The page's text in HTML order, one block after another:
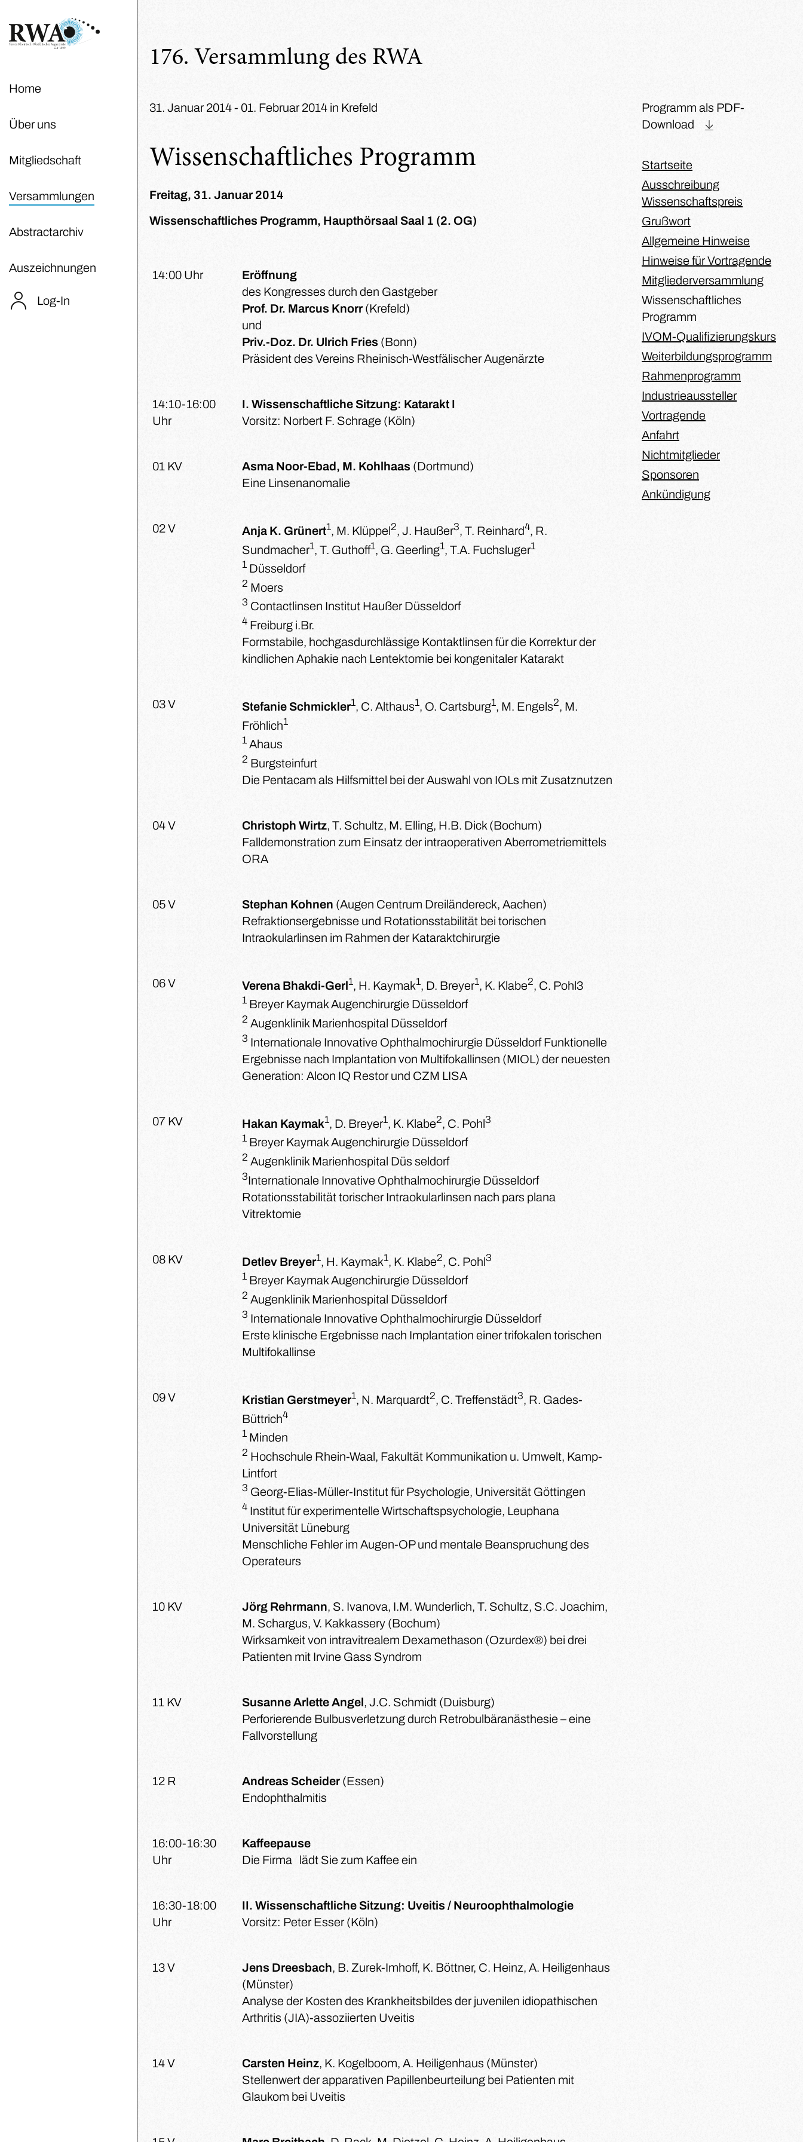
Home
Über uns
Mitgliedschaft
Versammlungen
Abstractarchiv
Auszeichnungen
Log-In
176. Versammlung des RWA
31. Januar 2014 - 01. Februar 2014 in Krefeld
Wissenschaftliches Programm
Freitag, 31. Januar 2014
Wissenschaftliches Programm, Haupthörsaal Saal 1 (2. OG)
14:00 Uhr
Eröffnung
des Kongresses durch den Gastgeber
Prof. Dr. Marcus Knorr (Krefeld)
und
Priv.-Doz. Dr. Ulrich Fries (Bonn)
Präsident des Vereins Rheinisch-Westfälischer Augenärzte
14:10-16:00
Uhr
I. Wissenschaftliche Sitzung: Katarakt I
Vorsitz: Norbert F. Schrage (Köln)
01 KV Asma Noor-Ebad, M. Kohlhaas (Dortmund)
Eine Linsenanomalie
02 V Anja K. Grünert1, M. Klüppel2, J. Haußer3, T. Reinhard4, R.
Sundmacher1 , T. Guthoff1 , G. Geerling1 , T.A. Fuchsluger1
1 Düsseldorf
2 Moers
3 Contactlinsen Institut Haußer Düsseldorf
4 Freiburg i.Br.
Formstabile, hochgasdurchlässige Kontaktlinsen für die Korrektur der
kindlichen Aphakie nach Lentektomie bei kongenitaler Katarakt
03 V Stefanie Schmickler1, C. Althaus1, O. Cartsburg1, M. Engels2, M.
Fröhlich1
1 Ahaus
2 Burgsteinfurt
Die Pentacam als Hilfsmittel bei der Auswahl von IOLs mit Zusatznutzen
04 V Christoph Wirtz, T. Schultz, M. Elling, H.B. Dick (Bochum)
Falldemonstration zum Einsatz der intraoperativen Aberrometriemittels
ORA
05 V Stephan Kohnen (Augen Centrum Dreiländereck, Aachen)
Refraktionsergebnisse und Rotationsstabilität bei torischen
Intraokularlinsen im Rahmen der Kataraktchirurgie
06 V Verena Bhakdi-Gerl1, H. Kaymak1, D. Breyer1, K. Klabe2, C. Pohl3
1 Breyer Kaymak Augenchirurgie Düsseldorf
2 Augenklinik Marienhospital Düsseldorf
3 Internationale Innovative Ophthalmochirurgie DüsseldorfFunktionelle
Ergebnisse nach Implantation von Multifokallinsen (MIOL) der neuesten
Generation: Alcon IQ Restor und CZM LISA
07 KV Hakan Kaymak1, D. Breyer1, K. Klabe2, C. Pohl3
1 Breyer Kaymak Augenchirurgie Düsseldorf
2 Augenklinik Marienhospital Düs seldorf
3Internationale Innovative Ophthalmochirurgie Düsseldorf
Rotationsstabilität torischer Intraokularlinsen nach pars plana
Vitrektomie
08 KV Detlev Breyer1, H. Kaymak1, K. Klabe2, C. Pohl3
1 Breyer Kaymak Augenchirurgie Düsseldorf
2 Augenklinik Marienhospital Düsseldorf
3 Internationale Innovative Ophthalmochirurgie Düsseldorf
Erste klinische Ergebnisse nach Implantation einer trifokalen torischen
Multifokallinse
09 V Kristian Gerstmeyer1, N. Marquardt2, C. Treffenstädt3, R. Gades-
Büttrich4
1 Minden
2 Hochschule Rhein-Waal, Fakultät Kommunikation u. Umwelt, Kamp-
Lintfort
3 Georg-Elias-Müller-Institut für Psychologie, Universität Göttingen
4 Institut für experimentelle Wirtschaftspsychologie, Leuphana
Universität Lüneburg
Menschliche Fehler im Augen-OP und mentale Beanspruchung des
Operateurs
10 KV Jörg Rehrmann, S. Ivanova, I.M. Wunderlich, T. Schultz, S.C. Joachim,
M. Schargus, V. Kakkassery (Bochum)
Wirksamkeit von intravitrealem Dexamethason (Ozurdex®) bei drei
Patienten mit Irvine Gass Syndrom
11 KV Susanne Arlette Angel, J.C. Schmidt (Duisburg)
Perforierende Bulbusverletzung durch Retrobulbäranästhesie – eine
Fallvorstellung
12 R Andreas Scheider (Essen)
Endophthalmitis
16:00-16:30
Uhr
Kaffeepause
Die Firma
lädt Sie zum Kaffee ein
16:30-18:00
Uhr
II. Wissenschaftliche Sitzung: Uveitis / Neuroophthalmologie
Vorsitz: Peter Esser (Köln)
13 V Jens Dreesbach, B. Zurek-Imhoff, K. Böttner, C. Heinz, A. Heiligenhaus
(Münster)
Analyse der Kosten des Krankheitsbildes der juvenilen idiopathischen
Arthritis (JIA)-assoziierten Uveitis
14 V Carsten Heinz, K. Kogelboom, A. Heiligenhaus (Münster)
Stellenwert der apparativen Papillenbeurteilung bei Patienten mit
Glaukom bei Uveitis
Programm als PDF-
Download
Startseite
Ausschreibung
Wissenschaftspreis
Grußwort
Allgemeine Hinweise
Hinweise für Vortragende
Mitgliederversammlung
Wissenschaftliches
Programm
IVOM-Qualifizierungskurs
Weiterbildungsprogramm
Rahmenprogramm
Industrieaussteller
Vortragende
Anfahrt
Nichtmitglieder
Sponsoren
Ankündigung